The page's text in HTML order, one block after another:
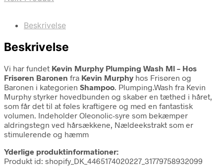
Beskrivelse
Beskrivelse
Vi har fundet Kevin Murphy Plumping Wash Ml – Hos
Frisøren Baronen fra Kevin Murphyhos Frisøren og
Baronen i kategorien Shampoo. Plumping.Wash fra Kevin
Murphy styrker hovedbunden og skaber en tæthed i håret,
som får det til at føles kraftigere og med en fantastisk
volumen. Indeholder Oleonolic-syre som bekæmper
aldringstegn ved hårsækkene, Nældeekstrakt som er
stimulerende og hæmm
Yderlige produktinformationer:
Produkt id: shopify_DK_4465174020227_31779758932099